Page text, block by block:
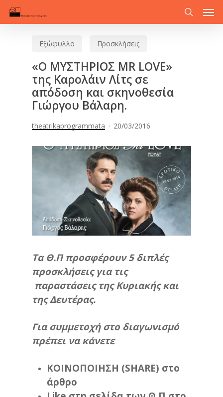
Skip
search
Εξώφυλλο Προσκλήσεις
«Ο ΜΥΣΤΗΡΙΟΣ MR LOVE»
της Καρολάιν Λίτς σε
απόδοση και σκηνοθεσία
Γιώργου Βάλαρη.
theatrikaprogrammata 20/03/2016
Τα Θ.Π προσφέρουν 5 διπλές
προσκλήσεις για τις
παραστάσεις της Κυριακής και
της Δευτέρας.
Για συμμετοχή στο διαγωνισμό
πρέπει να κάνετε
ΚΟΙΝΟΠΟΙΗΣΗ (SHARE) στο
άρθρο